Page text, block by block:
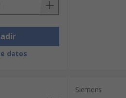
datos
Siemens